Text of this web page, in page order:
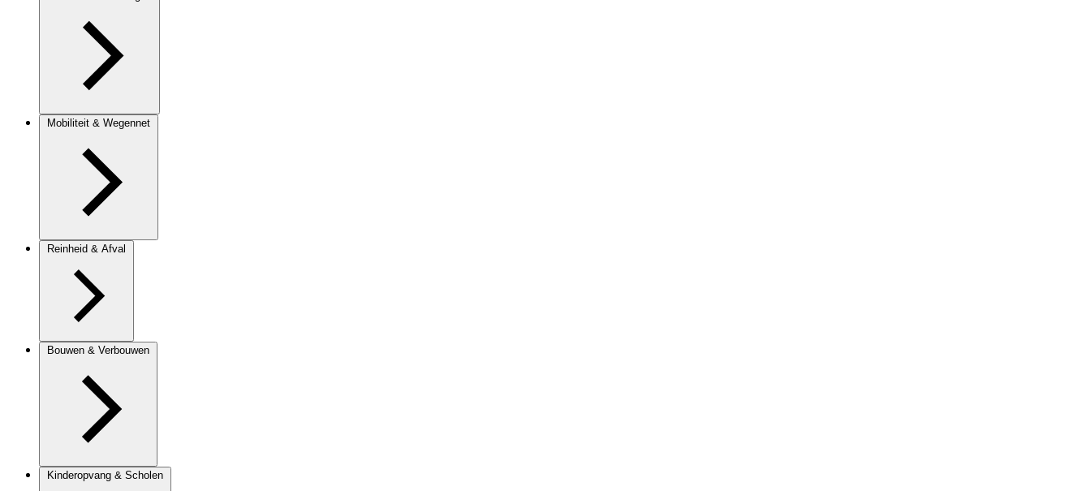
Mobiliteit & Wegennet
Reinheid & Afval
Bouwen & Verbouwen
Kinderopvang & Scholen